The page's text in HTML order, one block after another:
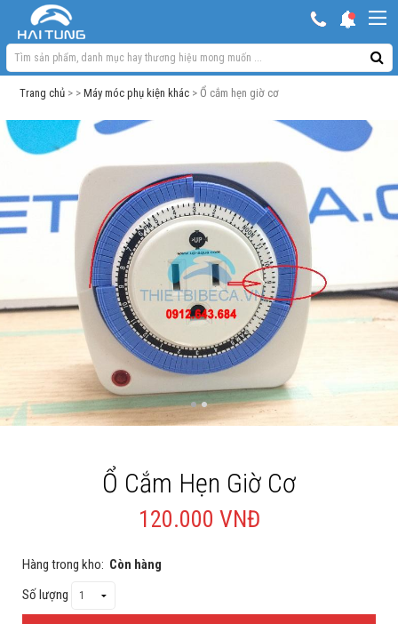
Trang chủ > >Máy móc phụ kiện khác > Ổ cắm hẹn giờ cơ
Ổ Cắm Hẹn Giờ Cơ
120.000 VNĐ
Hàng trong kho: Còn hàng
Số lượng
Hồ ngoài trời & phụ kiện
Máy móc phụ kiện khác
Thuốc cho cá cảnh
Xử lý nước
Thức ăn cá
Đèn bể cá
Bể cá cảnh
Trang trí bể cá
Cá rồng & Phụ kiện
Bể nước mặn & Phụ kiện